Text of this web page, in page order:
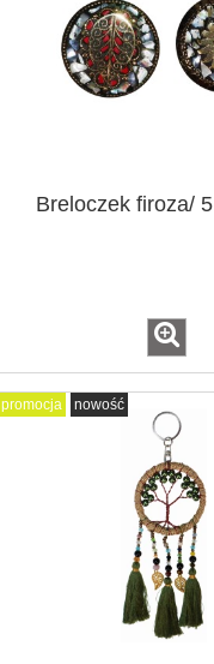
Breloczek firoza/
promocja nowość